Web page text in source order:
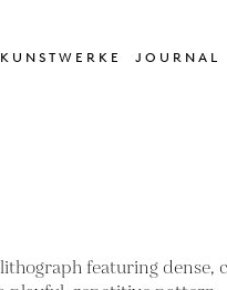
KUNSTWERKE JOURNAL